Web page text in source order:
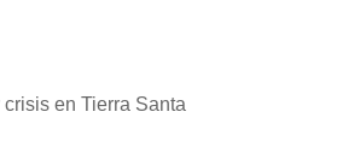
en Tierra Santa